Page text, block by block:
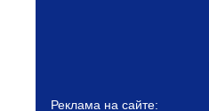
Реклама на сайте: